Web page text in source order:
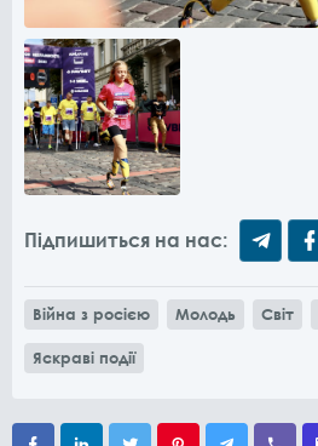
Підпишиться на нас:
Війна з росією Молодь Світ
Яскраві події